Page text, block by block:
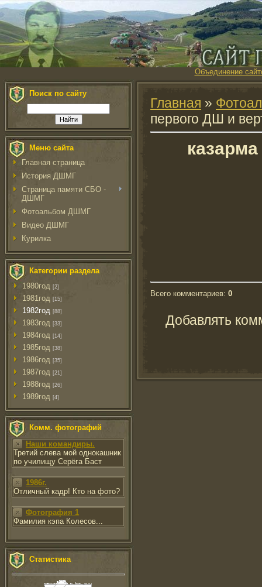
Объединение
Поиск по сайту
Меню сайта
Главная страница
История ДШМГ
Страница памяти СБО -
ДШМГ
Фотоальбом ДШМГ
Видео ДШМГ
Курилка
Категории раздела
1980год [2]
1981год [15]
1982год [88]
1983год [33]
1984год [14]
1985год [38]
1986год [35]
1987год [21]
1988год [26]
1989год [4]
Комм. фотографий
Наши командиры.
Третий слева мой однокашник
по училищу Серёга Баст
1986г.
Отличный кадр! Кто на фото?
Фотография 1
Фамилия кэпа Колесов...
Статистика
Главная »
первого ДШ и
Всего комментариев: 0
Добавлять